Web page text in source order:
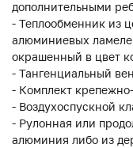
дополнительными
- Теплообменник из
алюминиевых
окрашенный в цвет
- Тангенциальный
- Комплект
- Воздухоспускной
- Рулонная или
алюминия либо из